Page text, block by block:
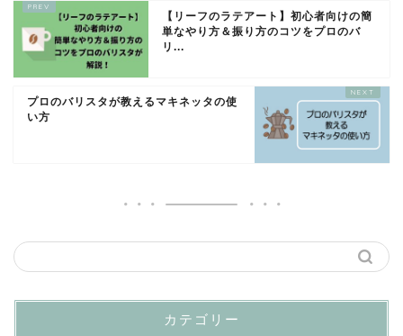
【リーフのラテアート】初心者向けの簡
単なやり方＆振り方のコツをプロのバ
リ...
プロのバリスタが教えるマキネッタの使
い方
カテゴリー